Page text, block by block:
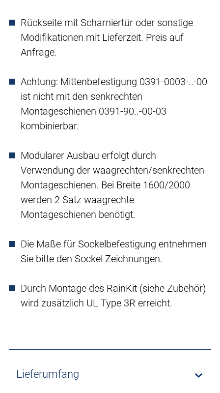
Rückseite mit Scharniertür oder sonstige
Modifikationen mit Lieferzeit. Preis auf
Anfrage.
Achtung: Mittenbefestigung 0391-0003-..-00
ist nicht mit den senkrechten
Montageschienen 0391-90..-00-03
kombinierbar.
Modularer Ausbau erfolgt durch
Verwendung der waagrechten/senkrechten
Montageschienen. Bei Breite 1600/2000
werden 2 Satz waagrechte
Montageschienen benötigt.
Die Maße für Sockelbefestigung entnehmen
Sie bitte den Sockel Zeichnungen.
Durch Montage des RainKit (siehe Zubehör)
wird zusätzlich UL Type 3R erreicht.
Lieferumfang